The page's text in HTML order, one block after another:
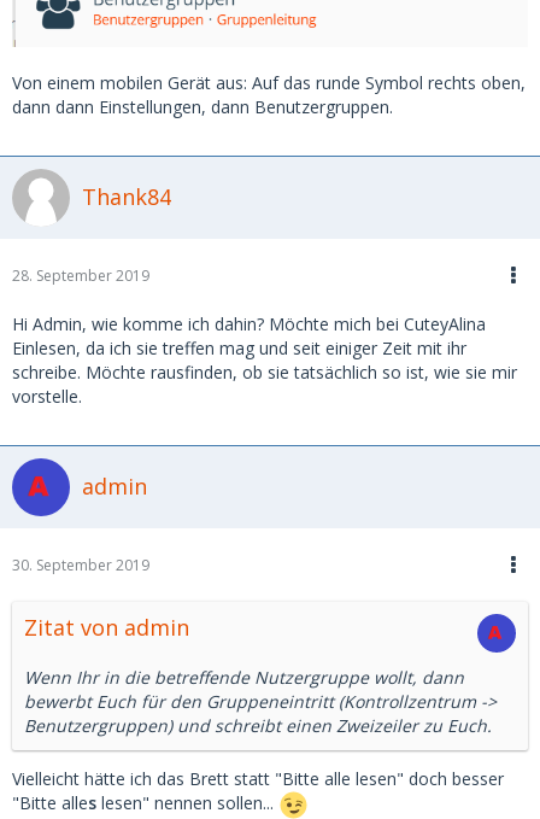
Von einem mobilen Gerät aus: Auf das runde Symbol rechts oben,
dann dann Einstellungen, dann Benutzergruppen.
Thank84
28. September 2019
Hi Admin, wie komme ich dahin? Möchte mich bei CuteyAlina
Einlesen, da ich sie treffen mag und seit einiger Zeit mit ihr
schreibe. Möchte rausfinden, ob sie tatsächlich so ist, wie sie mir
vorstelle.
admin
30. September 2019
Zitat von admin
Wenn Ihr in die betreffende Nutzergruppe wollt, dann
bewerbt Euch für den Gruppeneintritt (Kontrollzentrum ->
Benutzergruppen) und schreibt einen Zweizeiler zu Euch.
Vielleicht hätte ich das Brett statt "Bitte alle lesen" doch besser
"Bitte alles lesen" nennen sollen...